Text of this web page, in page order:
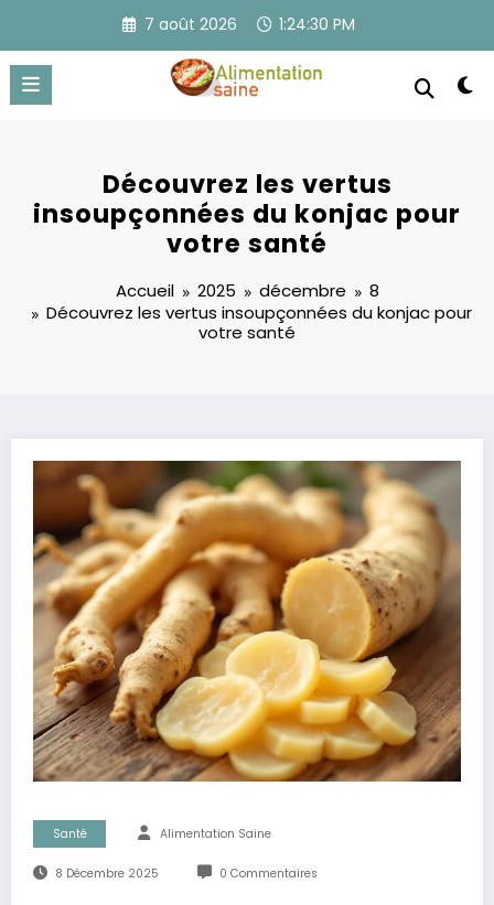
contenu
7 août 2026 1:24:31 PM
Découvrez les vertus
insoupçonnées du konjac pour
votre santé
Accueil 2025 décembre
8
Découvrez les vertus insoupçonnées du konjac pour
votre santé
Santé Alimentation Saine
8 Décembre 2025 0 Commentaires